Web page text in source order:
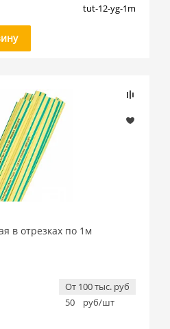
tut-12-yg-1m
в отрезках по 1м
От 100 тыс. руб
50
руб/шт